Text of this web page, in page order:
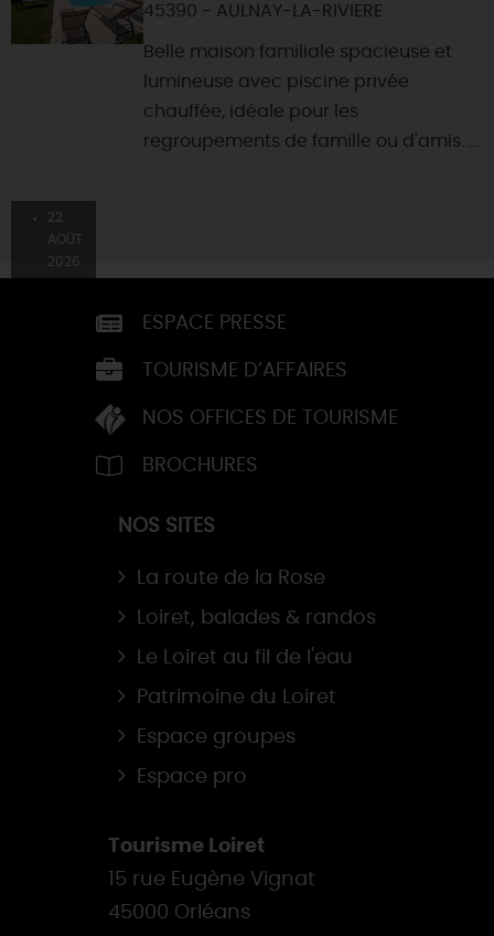
22
AOÛT
2026
45390 - AULNAY-LA-RIVIERE
Belle maison familiale spacieuse et
lumineuse avec piscine privée
chauffée, idéale pour les
regroupements de famille ou d'amis. ...
ESPACE PRESSE
TOURISME D’AFFAIRES
NOS OFFICES DE TOURISME
BROCHURES
NOS SITES
La route de la Rose
Loiret, balades & randos
Le Loiret au fil de l'eau
Patrimoine du Loiret
Espace groupes
Espace pro
Tourisme Loiret
15 rue Eugène Vignat
45000 Orléans